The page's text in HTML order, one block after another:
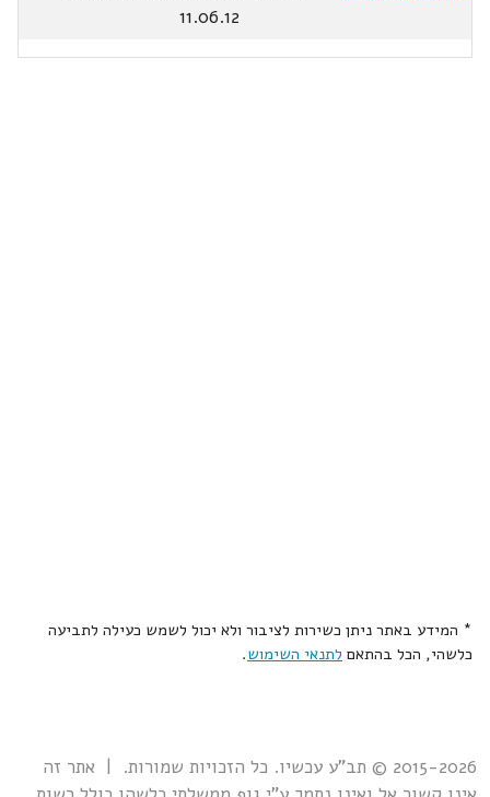
11.06.12
* המידע באתר ניתן כשירות לציבור ולא יכול לשמש כעילה לתביעה
כלשהי, הכל בהתאם לתנאי השימוש.
2015-2026 © תב"ע עכשיו. כל הזכויות שמורות. | אתר זה